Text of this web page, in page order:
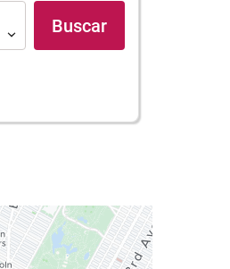
Buscar